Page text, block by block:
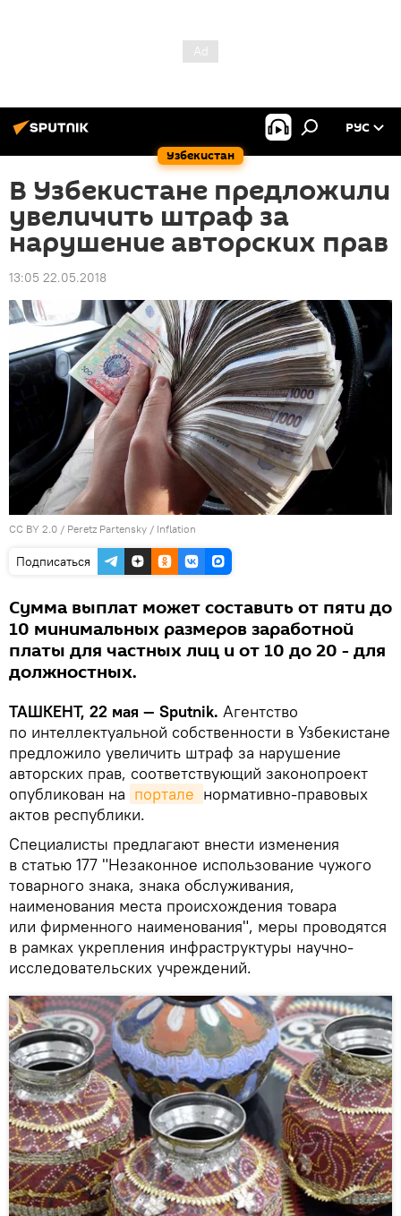
Узбекистан
РУС
В Узбекистане предложили
увеличить штраф за
нарушение авторских прав
13:05 22.05.2018
CC BY 2.0 / Peretz Partensky / Inflation
Подписаться
Сумма выплат может составить от пяти до
10 минимальных размеров заработной
платы для частных лиц и от 10 до 20 - для
должностных.
ТАШКЕНТ, 22 мая — Sputnik. Агентство
по интеллектуальной собственности в Узбекистане
предложило увеличить штраф за нарушение
авторских прав, соответствующий законопроект
опубликован на портале нормативно-правовых
актов республики.
Специалисты предлагают внести изменения
в статью 177 "Незаконное использование чужого
товарного знака, знака обслуживания,
наименования места происхождения товара
или фирменного наименования", меры проводятся
в рамках укрепления инфраструктуры научно-
исследовательских учреждений.